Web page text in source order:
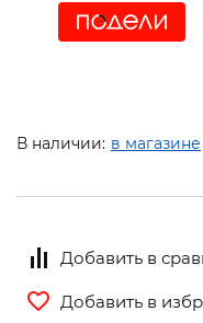
В наличии: в магазине
Добавить в
Добавить в